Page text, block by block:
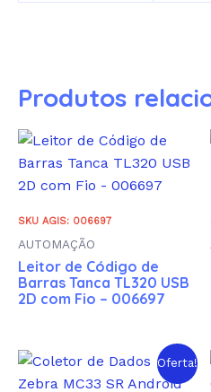
Produtos
SKU AGIS: 006697
AUTOMAÇÃO
Leitor de Código de
Barras Tanca TL320 USB
2D com Fio – 006697
Oferta!